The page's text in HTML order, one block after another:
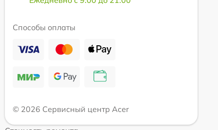
Способы оплаты
© 2026 Сервисный центр Acer